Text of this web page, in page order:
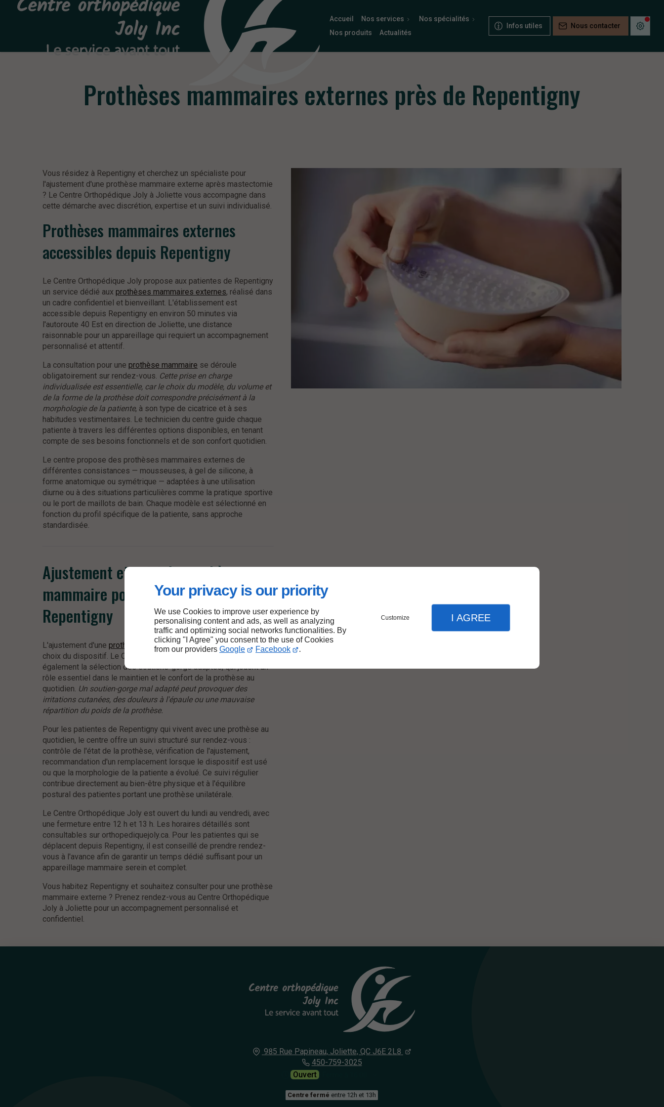
Your privacy is our priority
We use Cookies to improve user experience by
personalising content and ads, as well as analyzing
traffic and optimizing social networks functionalities. By
clicking "I Agree" you consent to the use of Cookies
from our providers Google Facebook .
Customize I AGREE
Accueil Nos services
Nos spécialités
Nos produits
Actualités
Infos utiles Nous contacter
Prothèses mammaires externes près de Repentigny
Vous résidez à Repentigny et cherchez un spécialiste pour
l'ajustement d'une prothèse mammaire externe après mastectomie
? Le Centre Orthopédique Joly à Joliette vous accompagne dans
cette démarche avec discrétion, expertise et un suivi individualisé.
Prothèses mammaires externes
accessibles depuis Repentigny
Le Centre Orthopédique Joly propose aux patientes de Repentigny
un service dédié aux prothèses mammaires externes, réalisé dans
un cadre confidentiel et bienveillant. L'établissement est
accessible depuis Repentigny en environ 50 minutes via
l'autoroute 40 Est en direction de Joliette, une distance
raisonnable pour un appareillage qui requiert un accompagnement
personnalisé et attentif.
La consultation pour une prothèse mammaire se déroule
obligatoirement sur rendez-vous. Cette prise en charge
individualisée est essentielle, car le choix du modèle, du volume et
de la forme de la prothèse doit correspondre précisément à la
morphologie de la patiente, à son type de cicatrice et à ses
habitudes vestimentaires. Le technicien du centre guide chaque
patiente à travers les différentes options disponibles, en tenant
compte de ses besoins fonctionnels et de son confort quotidien.
Le centre propose des prothèses mammaires externes de
différentes consistances — mousseuses, à gel de silicone, à
forme anatomique ou symétrique — adaptées à une utilisation
diurne ou à des situations particulières comme la pratique sportive
ou le port de maillots de bain. Chaque modèle est sélectionné en
fonction du profil spécifique de la patiente, sans approche
standardisée.
Ajustement et suivi de prothèse
mammaire pour les patientes de
Repentigny
L'ajustement d'une prothèse mammaire externene se limite pas au
choix du dispositif. Le Centre Orthopédique Joly assure
également la sélection des soutiens-gorge adaptés, qui jouent un
rôle essentiel dans le maintien et le confort de la prothèse au
quotidien. Un soutien-gorge mal adapté peut provoquer des
irritations cutanées, des douleurs à l'épaule ou une mauvaise
répartition du poids de la prothèse.
Pour les patientes de Repentigny qui vivent avec une prothèse au
quotidien, le centre offre un suivi structuré sur rendez-vous :
contrôle de l'état de la prothèse, vérification de l'ajustement,
recommandation d'un remplacement lorsque le dispositif est usé
ou que la morphologie de la patiente a évolué. Ce suivi régulier
contribue directement au bien-être physique et à l'équilibre
postural des patientes portant une prothèse unilatérale.
Le Centre Orthopédique Joly est ouvert du lundi au vendredi, avec
une fermeture entre 12 h et 13 h. Les horaires détaillés sont
consultables sur orthopediquejoly.ca. Pour les patientes qui se
déplacent depuis Repentigny, il est conseillé de prendre rendez-
vous à l'avance afin de garantir un temps dédié suffisant pour un
appareillage mammaire serein et complet.
Vous habitez Repentigny et souhaitez consulter pour une prothèse
mammaire externe ? Prenez rendez-vous au Centre Orthopédique
Joly à Joliette pour un accompagnement personnalisé et
confidentiel.
985 Rue Papineau, Joliette, QC J6E 2L8
450-759-3025
Ouvert
Centre fermé entre 12h et 13h